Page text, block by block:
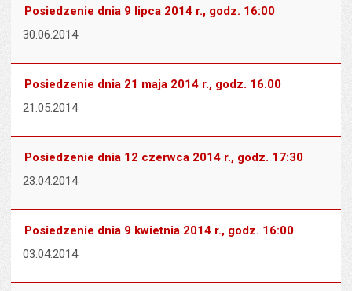
Posiedzenie dnia 9 lipca 2014 r., godz. 16:00
30.06.2014
Posiedzenie dnia 21 maja 2014 r., godz. 16.00
21.05.2014
Posiedzenie dnia 12 czerwca 2014 r., godz. 17:30
23.04.2014
Posiedzenie dnia 9 kwietnia 2014 r., godz. 16:00
03.04.2014